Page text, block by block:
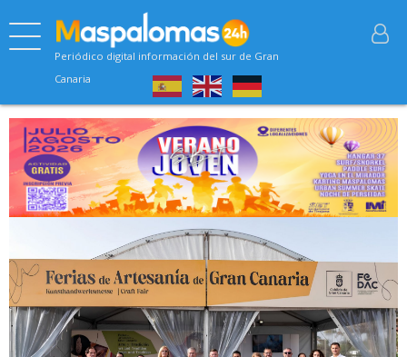
Periódico digital información del sur de Gran
Canaria